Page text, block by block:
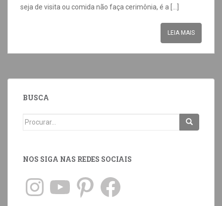
seja de visita ou comida não faça cerimônia, é a […]
LEIA MAIS
BUSCA
NOS SIGA NAS REDES SOCIAIS